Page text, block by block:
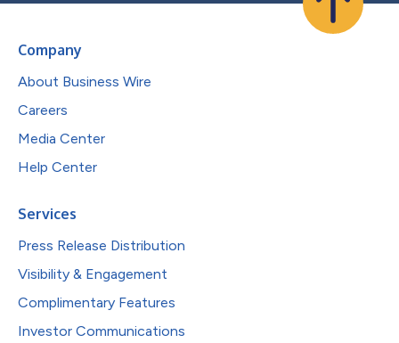
Company
About Business Wire
Careers
Media Center
Help Center
Services
Press Release Distribution
Visibility & Engagement
Complimentary Features
Investor Communications